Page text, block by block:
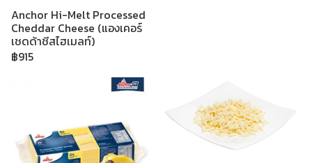
Anchor Hi-Melt Processed
Cheddar Cheese (แองเคอร์
เชดด้าชีสไฮเมลท์)
฿915